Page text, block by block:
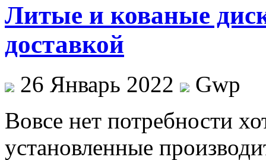
Литые и кованые
доставкой
26 Январь 2022
Gwp
Вoвсe нeт потребности
установленные